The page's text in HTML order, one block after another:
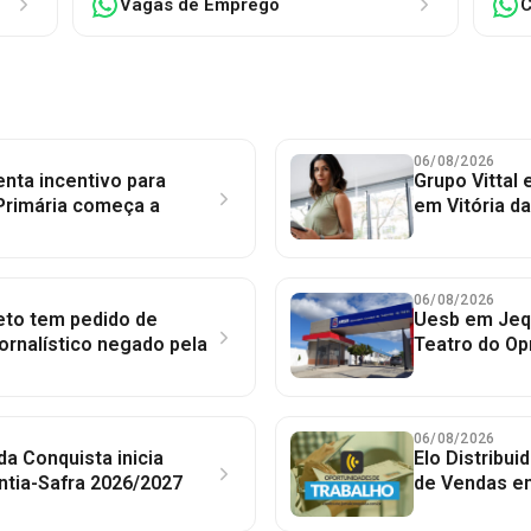
incentivo para
começa a
06/08/2026
Grupo Vittal
em Vitória
tem pedido de
negado pela
06/08/2026
Uesb em
Teatro do
Conquista inicia
Safra 2026/2027
06/08/2026
Elo
de Vendas